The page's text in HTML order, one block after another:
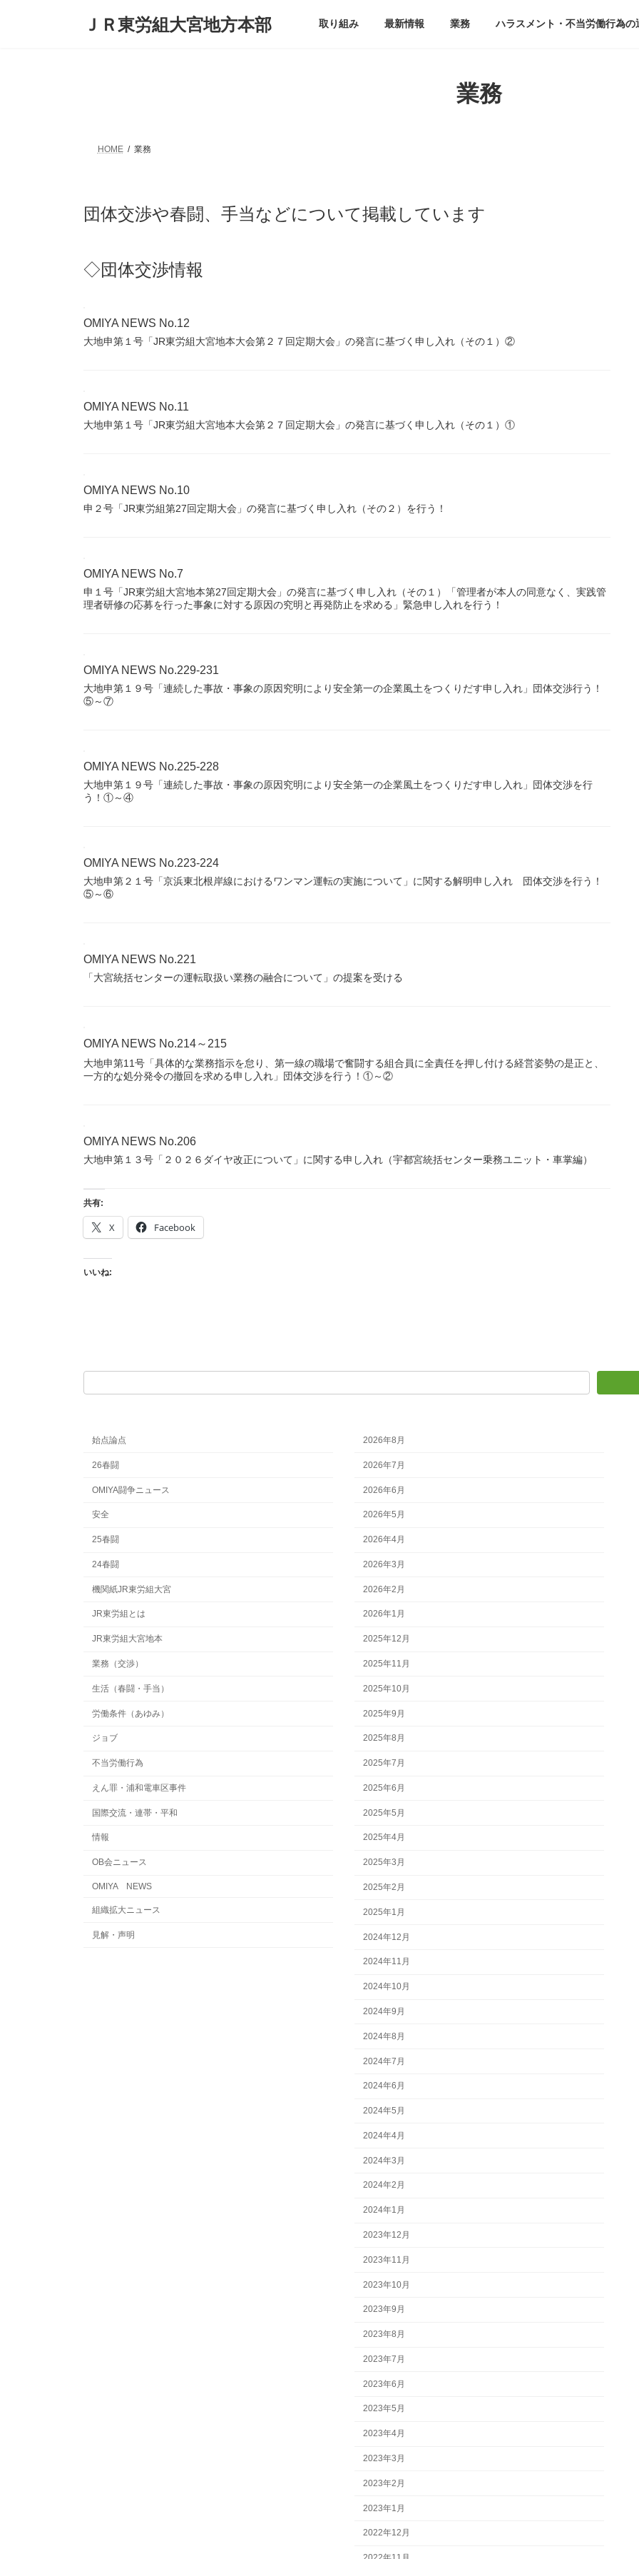
ＪＲ東労組大宮地方本部 取り組み 最新情報 業務 ハラスメント・不当労働行為の
業務
HOME 業務
団体交渉や春闘、手当などについて掲載しています
◇団体交渉情報
OMIYA NEWS No.12
大地申第１号「JR東労組大宮地本大会第２７回定期大会」の発言に基づく申し入れ（その１）②
OMIYA NEWS No.11
大地申第１号「JR東労組大宮地本大会第２７回定期大会」の発言に基づく申し入れ（その１）①
OMIYA NEWS No.10
申２号「JR東労組第27回定期大会」の発言に基づく申し入れ（その２）を行う！
OMIYA NEWS No.7
申１号「JR東労組大宮地本第27回定期大会」の発言に基づく申し入れ（その１）「管理者が本人の同意なく、実践管
理者研修の応募を行った事象に対する原因の究明と再発防止を求める」緊急申し入れを行う！
OMIYA NEWS No.229-231
大地申第１９号「連続した事故・事象の原因究明により安全第一の企業風土をつくりだす申し入れ」団体交渉行う！
⑤～⑦
OMIYA NEWS No.225-228
大地申第１９号「連続した事故・事象の原因究明により安全第一の企業風土をつくりだす申し入れ」団体交渉を行
う！①～④
OMIYA NEWS No.223-224
大地申第２１号「京浜東北根岸線におけるワンマン運転の実施について」に関する解明申し入れ 団体交渉を行う！
⑤～⑥
OMIYA NEWS No.221
「大宮統括センターの運転取扱い業務の融合について」の提案を受ける
OMIYA NEWS No.214～215
大地申第11号「具体的な業務指示を怠り、第一線の職場で奮闘する組合員に全責任を押し付ける経営姿勢の是正と、
一方的な処分発令の撤回を求める申し入れ」団体交渉を行う！①～②
OMIYA NEWS No.206
大地申第１３号「２０２６ダイヤ改正について」に関する申し入れ（宇都宮統括センター乗務ユニット・車掌編）
共有:
X Facebook
いいね:
始点論点
26春闘
OMIYA闘争ニュース
安全
25春闘
24春闘
機関紙JR東労組大宮
JR東労組とは
JR東労組大宮地本
業務（交渉）
生活（春闘・手当）
労働条件（あゆみ）
ジョブ
不当労働行為
えん罪・浦和電車区事件
国際交流・連帯・平和
情報
OB会ニュース
OMIYA NEWS
組織拡大ニュース
見解・声明
2026年8月
2026年7月
2026年6月
2026年5月
2026年4月
2026年3月
2026年2月
2026年1月
2025年12月
2025年11月
2025年10月
2025年9月
2025年8月
2025年7月
2025年6月
2025年5月
2025年4月
2025年3月
2025年2月
2025年1月
2024年12月
2024年11月
2024年10月
2024年9月
2024年8月
2024年7月
2024年6月
2024年5月
2024年4月
2024年3月
2024年2月
2024年1月
2023年12月
2023年11月
2023年10月
2023年9月
2023年8月
2023年7月
2023年6月
2023年5月
2023年4月
2023年3月
2023年2月
2023年1月
2022年12月